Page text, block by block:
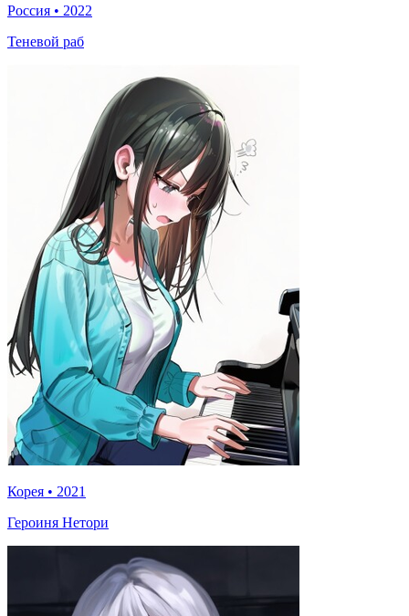
Россия • 2022
Теневой раб
Корея • 2021
Героиня Нетори